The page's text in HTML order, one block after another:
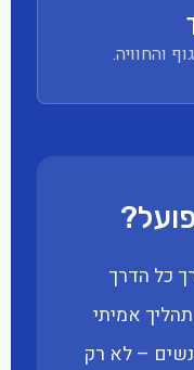
והחוויה.
כל הדרך
אמיתי
– לא רק